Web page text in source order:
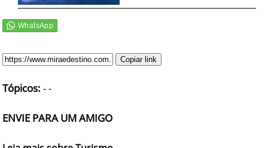
Copiar link
Tópicos: --
ENVIE PARA UM AMIGO